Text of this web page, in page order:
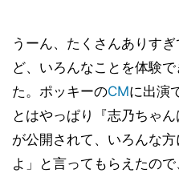
うーん、たくさんありす
ど、いろんなことを体験
た。ポッキーのCMに出演
とはやっぱり『志乃ちゃ
が公開されて、いろんな
よ」と言ってもらえたの